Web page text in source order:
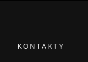
KONTAKTY